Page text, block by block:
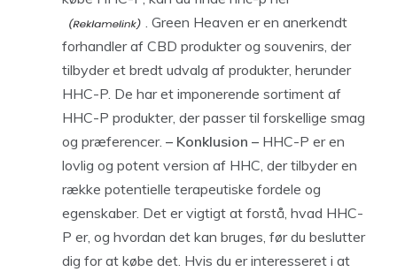
. Green Heaven er en anerkendt
forhandler af CBD produkter og souvenirs, der
tilbyder et bredt udvalg af produkter, herunder
HHC-P. De har et imponerende sortiment af
HHC-P produkter, der passer til forskellige smag
og præferencer. – Konklusion – HHC-P er en
lovlig og potent version af HHC, der tilbyder en
række potentielle terapeutiske fordele og
egenskaber. Det er vigtigt at forstå, hvad HHC-
P er, og hvordan det kan bruges, før du beslutter
dig for at købe det. Hvis du er interesseret i at